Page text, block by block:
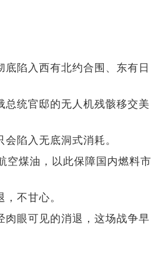
陷入西有北约合围、东有日
统官邸的无人机残骸移交美
陷入无底洞式消耗。
空煤油，以此保障国内燃料市
不甘心。
肉眼可见的消退，这场战争早